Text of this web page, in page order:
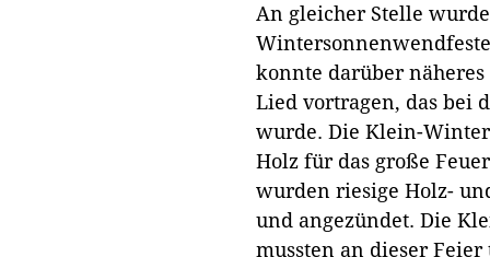
An gleicher Stelle
konnte darüber
Lied vortragen, das bei
wurde. Die Klein-
Holz für das große
wurden riesige Holz-
und angezündet. Die
mussten an dieser